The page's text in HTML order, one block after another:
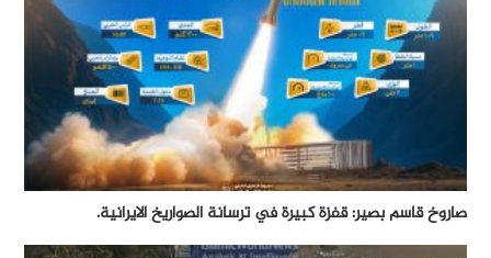
صاروخ قاسم بصير: قفزة كبيرة في ترسانة الصواريخ الايرانية.